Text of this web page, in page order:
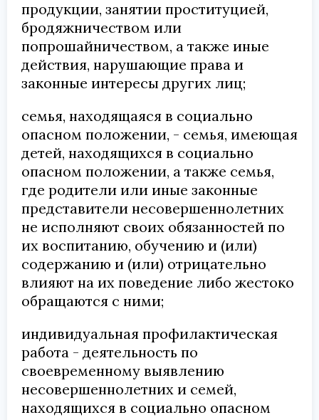
продукции, занятии проституцией,
бродяжничеством или
попрошайничеством, а также иные
действия, нарушающие права и
законные интересы других лиц;
семья, находящаяся в социально
опасном положении, - семья, имеющая
детей, находящихся в социально
опасном положении, а также семья,
где родители или иные законные
представители несовершеннолетних
не исполняют своих обязанностей по
их воспитанию, обучению и (или)
содержанию и (или) отрицательно
влияют на их поведение либо жестоко
обращаются с ними;
индивидуальная профилактическая
работа - деятельность по
своевременному выявлению
несовершеннолетних и семей,
находящихся в социально опасном